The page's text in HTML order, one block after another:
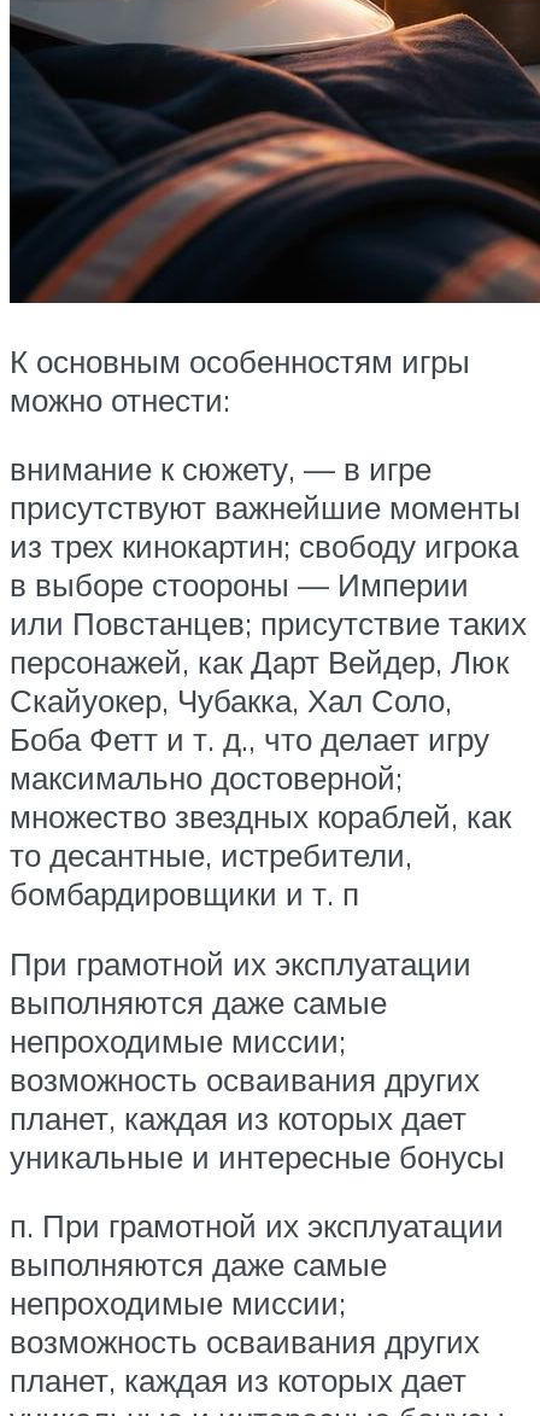
К основным особенностям игры
можно отнести:
внимание к сюжету, — в игре
присутствуют важнейшие моменты
из трех кинокартин; свободу игрока
в выборе стоороны — Империи
или Повстанцев; присутствие таких
персонажей, как Дарт Вейдер, Люк
Скайуокер, Чубакка, Хал Соло,
Боба Фетт и т. д., что делает игру
максимально достоверной;
множество звездных кораблей, как
то десантные, истребители,
бомбардировщики и т. п
При грамотной их эксплуатации
выполняются даже самые
непроходимые миссии;
возможность осваивания других
планет, каждая из которых дает
уникальные и интересные бонусы
п. При грамотной их эксплуатации
выполняются даже самые
непроходимые миссии;
возможность осваивания других
планет, каждая из которых дает